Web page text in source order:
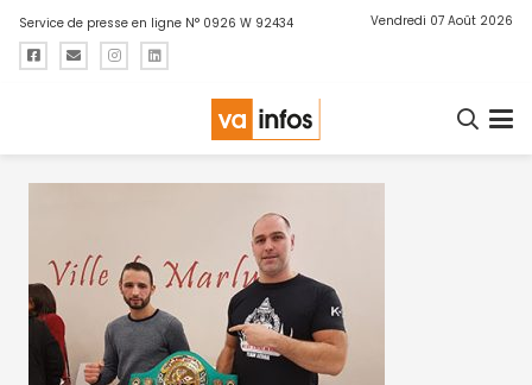
Service de presse en ligne N° 0926 W 92434 Vendredi 07 Août 2026